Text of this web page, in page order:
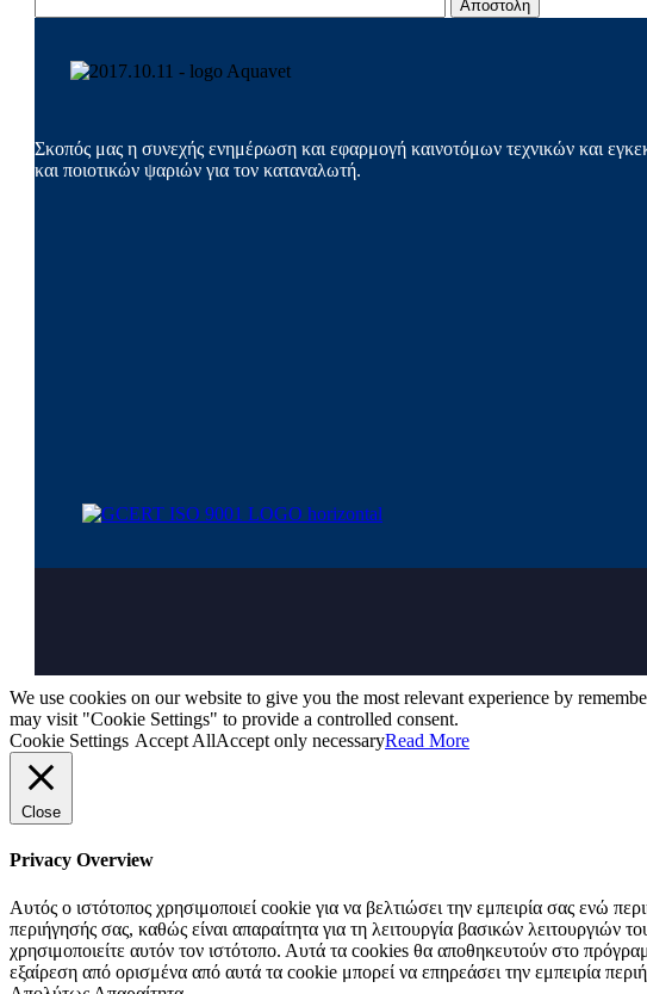
Σκοπός μας η συνεχής ενημέρωση και εφαρμογή καινοτόμων τεχνικών και
και ποιοτικών ψαριών για τον καταναλωτή.
We use cookies on our website to give you the most relevant experience by
may visit "Cookie Settings" to provide a controlled consent.
Cookie Settings Accept AllAccept only necessaryRead More
Close
Privacy Overview
Αυτός ο ιστότοπος χρησιμοποιεί cookie για να βελτιώσει την εμπειρία σας ενώ
περιήγησής σας, καθώς είναι απαραίτητα για τη λειτουργία βασικών
χρησιμοποιείτε αυτόν τον ιστότοπο. Αυτά τα cookies θα αποθηκευτούν στο
εξαίρεση από ορισμένα από αυτά τα cookie μπορεί να επηρεάσει την εμπειρία